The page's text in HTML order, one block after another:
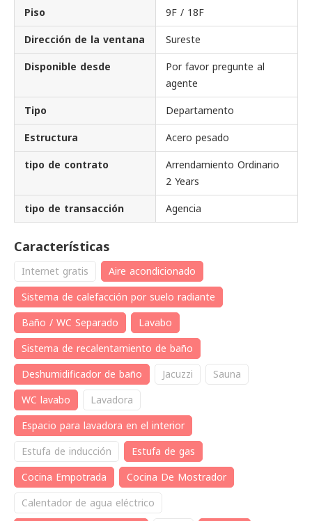
Piso 9F / 18F
Dirección de la ventana Sureste
Disponible desde
Por favor pregunte al
agente
Tipo Departamento
Estructura Acero pesado
tipo de contrato
Arrendamiento Ordinario
2 Years
tipo de transacción Agencia
Características
Internet gratis
Aire acondicionado
Sistema de calefacción por suelo radiante
Baño / WC Separado
Lavabo
Sistema de recalentamiento de baño
Deshumidificador de baño
Jacuzzi
Sauna
WC lavabo
Lavadora
Espacio para lavadora en el interior
Estufa de inducción
Estufa de gas
Cocina Empotrada
Cocina De Mostrador
Calentador de agua eléctrico